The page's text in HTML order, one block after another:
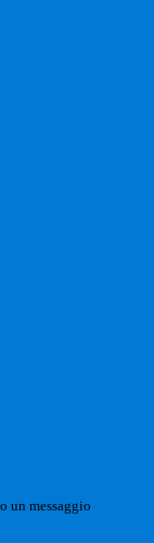
un messaggio